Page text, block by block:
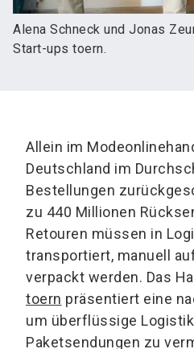
Alena Schneck und Jonas
Start-ups toern.
Allein im
Deutschland im
Bestellungen
zu 440 Millionen
Retouren müssen in
transportiert, manuell
verpackt werden. Das
toern präsentiert eine
um überflüssige
Paketsendungen zu